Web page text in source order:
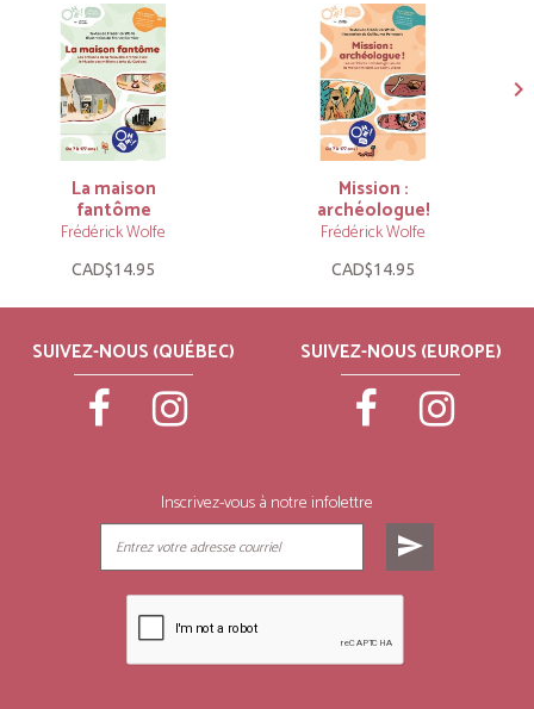
La maison
fantôme
Frédérick Wolfe
CAD$14.95
Mission :
archéologue!
Frédérick Wolfe
CAD$14.95
SUIVEZ-NOUS (QUÉBEC) SUIVEZ-NOUS (EUROPE)
Inscrivez-vous à notre infolettre
send